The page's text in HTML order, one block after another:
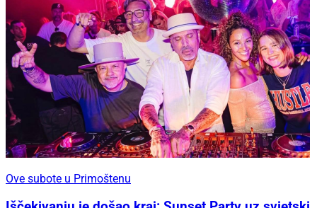
Ove subote u Primoštenu